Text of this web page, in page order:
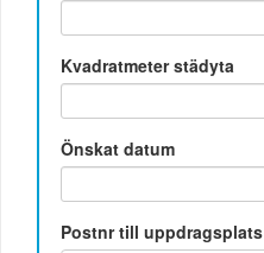
Kvadratmeter städyta
Önskat datum
Postnr till uppdragsplats